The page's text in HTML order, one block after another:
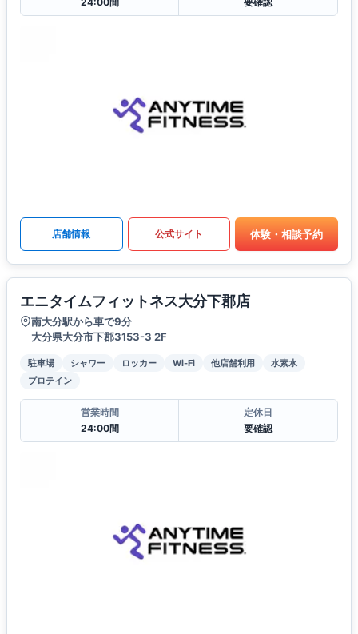
店舗情報 公式サイト 体験・相談予約
エニタイムフィットネス大分下郡店
南大分駅から車で9分
大分県大分市下郡3153-3 2F
駐車場 シャワー ロッカー Wi-Fi 他店舗利用
水素水
プロテイン
営業時間
24:00間
定休日
要確認